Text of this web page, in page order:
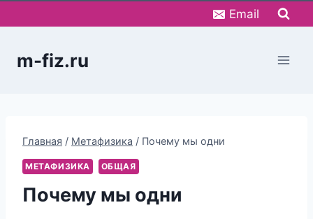
к
Email
m-fiz.ru
Главная / Метафизика / Почему мы одни
МЕТАФИЗИКА ОБЩАЯ
Почему мы одни